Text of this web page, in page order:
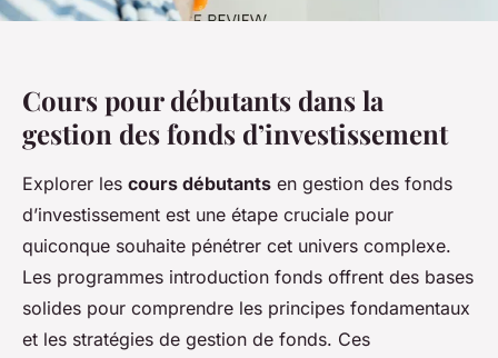
Cours pour débutants dans la
gestion des fonds d’investissement
Explorer les cours débutants en gestion des fonds
d’investissement est une étape cruciale pour
quiconque souhaite pénétrer cet univers complexe.
Les programmes introduction fonds offrent des bases
solides pour comprendre les principes fondamentaux
et les stratégies de gestion de fonds. Ces